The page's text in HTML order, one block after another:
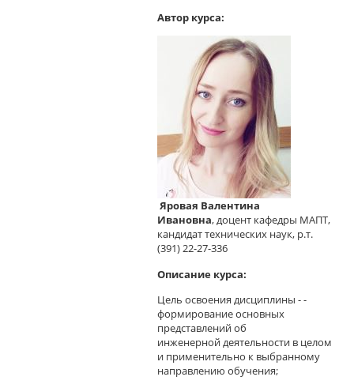
Автор курса:
Яровая Валентина
Ивановна,доцент кафедры МАПТ,
кандидат технических наук, р.т.
(391) 22-27-336
Описание курса:
Цель освоения дисциплины - -
формирование основных
представлений об
инженернойдеятельности в целом
и применительно к выбранному
направлению обучения;